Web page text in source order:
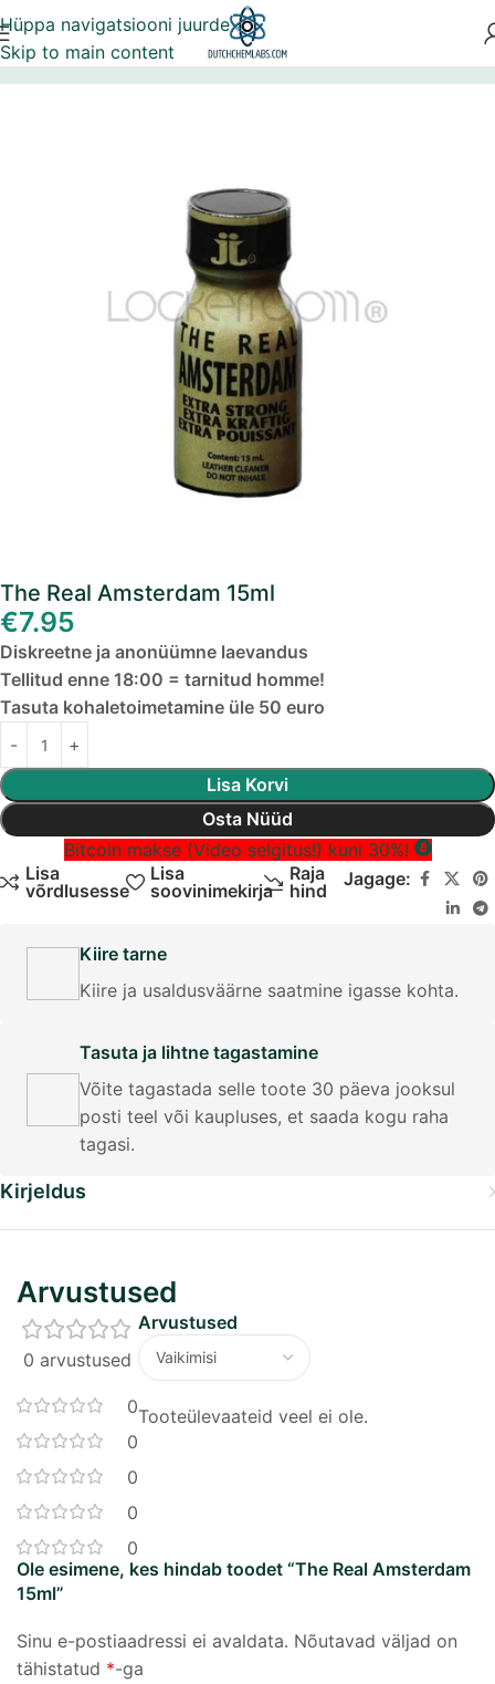
Hüppa navigatsiooni juurde
Skip to main content
Esileht Poppers
The Real Amsterdam 15ml
€7.95
Diskreetne ja anonüümne laevandus
Tellitud enne 18:00 = tarnitud homme!
Tasuta kohaletoimetamine üle 50 euro
Lisa Korvi
Osta Nüüd
Bitcoin makse (Video selgitus!) kuni 30%!
Lisa
võrdlusesse
Lisa
soovinimekirja
Raja
hind
Jagage:
Kiire tarne
Kiire ja usaldusväärne saatmine igasse kohta.
Tasuta ja lihtne tagastamine
Võite tagastada selle toote 30 päeva jooksul
posti teel või kaupluses, et saada kogu raha
tagasi.
Kirjeldus
Arvustused
0 arvustused
0
0
0
0
0
Arvustused
Tooteülevaateid veel ei ole.
Ole esimene, kes hindab toodet “The Real Amsterdam
15ml”
Sinu e-postiaadressi ei avaldata. Nõutavad väljad on
tähistatud *-ga